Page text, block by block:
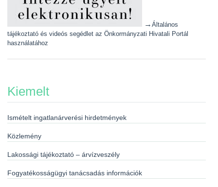
→ Általános
tájékoztató és videós segédlet az Önkormányzati Hivatali Portál
használatához
Kiemelt
Ismételt ingatlanárverési hirdetmények
Közlemény
Lakossági tájékoztató – árvízveszély
Fogyatékosságügyi tanácsadás információk